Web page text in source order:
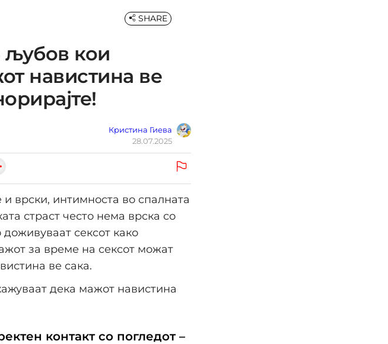
кои
навистина ве
Кристина Гиева
28.07.2025
SHARE
врски, интимноста во спалната
страст често нема врска со
сексот како
за време на сексот можат
ве сака.
контакт со погледот –